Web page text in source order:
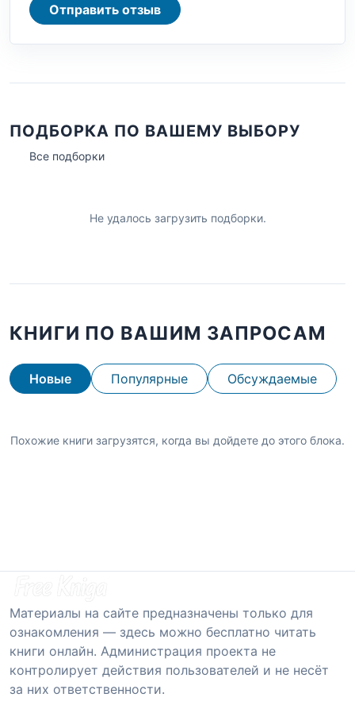
Отправить отзыв
ПОДБОРКА ПО ВАШЕМУ ВЫБОРУ
Все подборки
Не удалось загрузить подборки.
КНИГИ ПО ВАШИМ ЗАПРОСАМ
Новые Популярные Обсуждаемые
Похожие книги загрузятся, когда вы дойдете до этого блока.
Материалы на сайте предназначены только для
ознакомления — здесь можно бесплатно читать
книги онлайн. Администрация проекта не
контролирует действия пользователей и не несёт
за них ответственности.